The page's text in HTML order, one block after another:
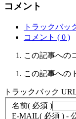
コメント
トラックバッ
コメント ( 0 )
この記事への
この記事への
トラックバック
名前( 必須 )
E-MAIL( 必須 ) -